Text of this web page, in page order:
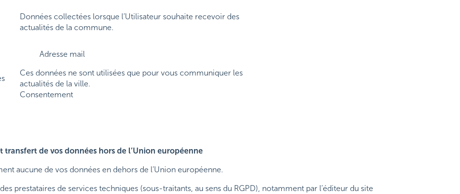
Données collectées lorsque l’Utilisateur souhaite recevoir des
actualités de la commune.
Adresse mail
Ces données ne sont utilisées que pour vous communiquer les
actualités de la ville.
Consentement
transfert de vos données hors de l’Union européenne
aucune de vos données en dehors de l’Union européenne.
prestataires de services techniques (sous-traitants, au sens du RGPD), notamment par l’éditeur du site